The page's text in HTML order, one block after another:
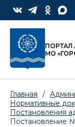
ПОРТАЛ
МО
Главная /
Нормативные
Постановления
Постановление